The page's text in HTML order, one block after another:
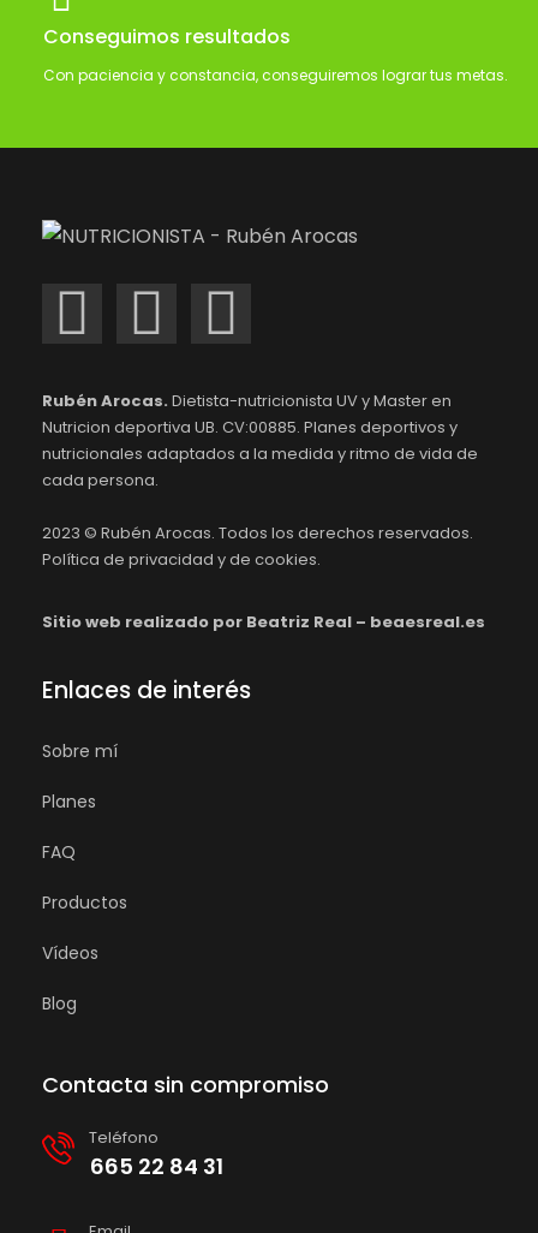
Conseguimos resultados
Con paciencia y constancia, conseguiremos lograr tus metas.
Rubén Arocas. Dietista-nutricionista UV y Master en
Nutricion deportiva UB. CV:00885. Planes deportivos y
nutricionales adaptados a la medida y ritmo de vida de
cada persona.
2023 © Rubén Arocas. Todos los derechos reservados.
Política de privacidad y de cookies.
Sitio web realizado por Beatriz Real – beaesreal.es
Enlaces de interés
Sobre mí
Planes
FAQ
Productos
Vídeos
Blog
Contacta sin compromiso
Teléfono
665 22 84 31